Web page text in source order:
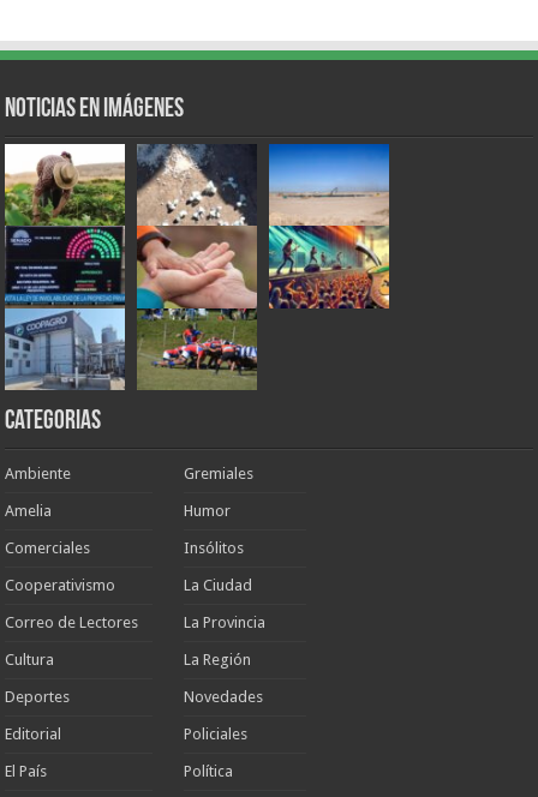
Noticias en Imágenes
Categorias
Ambiente
Amelia
Comerciales
Cooperativismo
Correo de Lectores
Cultura
Deportes
Editorial
El País
Gremiales
Humor
Insólitos
La Ciudad
La Provincia
La Región
Novedades
Policiales
Política